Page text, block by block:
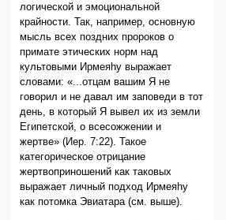
логической и эмоциональной
крайности. Так, например, основную
мысль всех поздних пророков о
примате этических норм над
культовыми Ирмеяhу выражает
словами: «...отцам вашим Я не
говорил и не давал им заповеди в тот
день, в который Я вывел их из земли
Египетской, о всесожжении и
жертве» (Иер. 7:22). Такое
категорическое отрицание
жертвоприношений как таковых
выражает личный подход Ирмеяhу
как потомка Эвиатара (см. выше).